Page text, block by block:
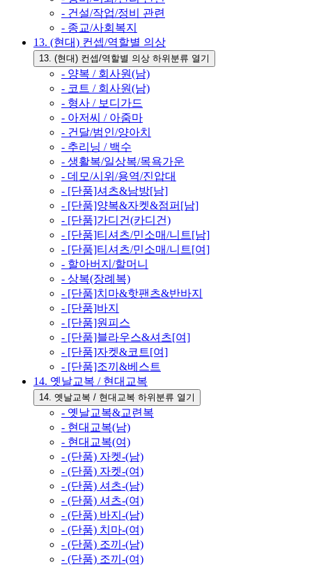
- 건설/작업/정비 관련
- 종교/사회복지
13. (현대) 컨셉/역할별 의상
13. (현대) 컨셉/역할별 의상 하위분류 열기
- 양복 / 회사원(남)
- 코트 / 회사원(남)
- 형사 / 보디가드
- 아저씨 / 아줌마
- 건달/범인/양아치
- 추리닝 / 백수
- 생활복/일상복/목욕가운
- 데모/시위/용역/진압대
- [단품]셔츠&남방[남]
- [단품]양복&자켓&점퍼[남]
- [단품]가디건(카디건)
- [단품]티셔츠/민소매/니트[남]
- [단품]티셔츠/민소매/니트[여]
- 할아버지/할머니
- 상복(장례복)
- [단품]치마&핫팬츠&반바지
- [단품]바지
- [단품]원피스
- [단품]블라우스&셔츠[여]
- [단품]자켓&코트[여]
- [단품]조끼&베스트
14. 옛날교복 / 현대교복
14. 옛날교복 / 현대교복 하위분류 열기
- 옛날교복&교련복
- 현대교복(남)
- 현대교복(여)
- (단품) 자켓-(남)
- (단품) 자켓-(여)
- (단품) 셔츠-(남)
- (단품) 셔츠-(여)
- (단품) 바지-(남)
- (단품) 치마-(여)
- (단품) 조끼-(남)
- (단품) 조끼-(여)